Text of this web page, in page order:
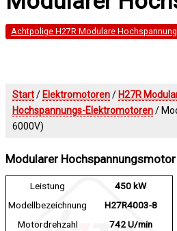
Achtpolige H27R Modulare
Start/ Elektromotoren/ H27R
Hochspannungs-Elektromotoren/
6000V)
Modularer
Leistung
450 kW
Modellbezeichnung
H27R4003-8
Motordrehzahl
742 U/min